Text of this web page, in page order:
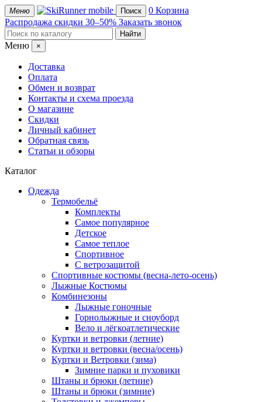
Меню mobile Поиск 0 Корзина
Распродажа скидки 30–50% Заказать звонок
Меню ×
Доставка
Оплата
Обмен и возврат
Контакты и схема проезда
О магазине
Скидки
Личный кабинет
Обратная связь
Статьи и обзоры
Каталог
Одежда
Термобельё
Комплекты
Самое популярное
Детское
Самое теплое
Спортивное
С ветрозащитой
Спортивные костюмы (весна-лето-осень)
Лыжные Костюмы
Комбинезоны
Лыжные гоночные
Горнолыжные и сноуборд
Вело и лёгкоатлетические
Куртки и ветровки (летние)
Куртки и ветровки (весна/осень)
Куртки и Ветровки (зима)
Зимние парки и пуховики
Штаны и брюки (летние)
Штаны и брюки (зимние)